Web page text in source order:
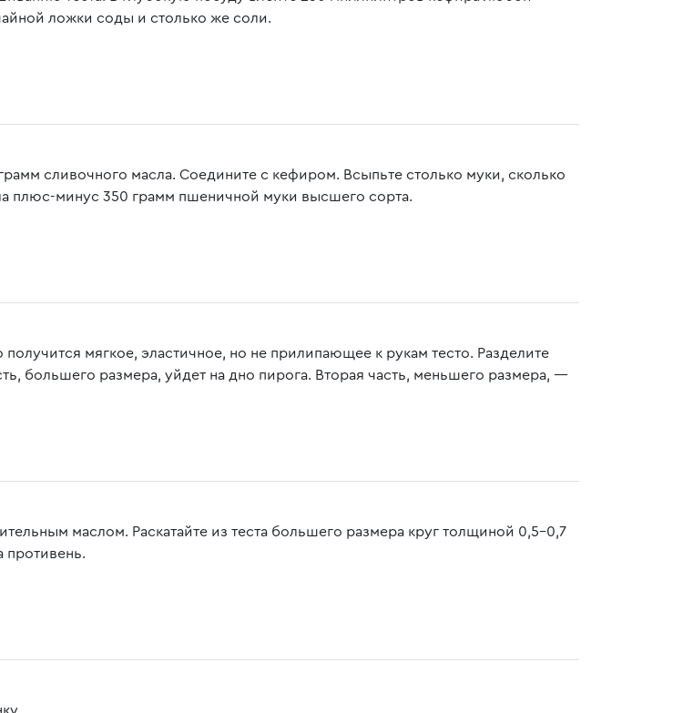
ложки соды и столько же соли.
сливочного масла. Соедините с кефиром. Всыпьте столько муки, сколько
плюс-минус 350 грамм пшеничной муки высшего сорта.
мягкое, эластичное, но не прилипающее к рукам тесто. Разделите
большего размера, уйдет на дно пирога. Вторая часть, меньшего размера, —
маслом. Раскатайте из теста большего размера круг толщиной 0,5-0,7
противень.